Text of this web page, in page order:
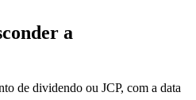
a
de dividendo ou JCP, com a data